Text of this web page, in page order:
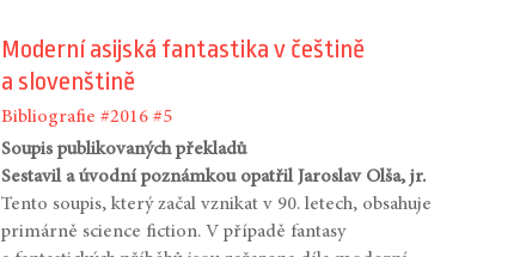
Moderní asijská fantastika v češtině
a slovenštině
Bibliografie #2016 #5
Soupis publikovaných překladů
Sestavil a úvodní poznámkou opatřil Jaroslav Olša, jr.
Tento soupis, který začal vznikat v 90. letech, obsahuje
primárně science fiction. V případě fantasy